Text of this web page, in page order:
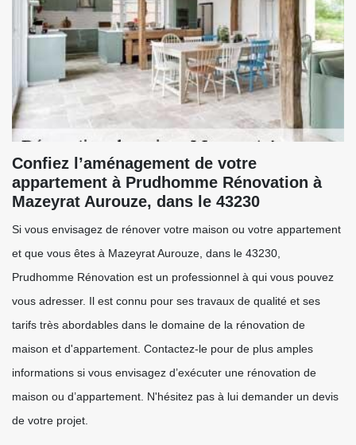
Confiez l’aménagement de votre
appartement à Prudhomme Rénovation à
Mazeyrat Aurouze, dans le 43230
Si vous envisagez de rénover votre maison ou votre appartement
et que vous êtes à Mazeyrat Aurouze, dans le 43230,
Prudhomme Rénovation est un professionnel à qui vous pouvez
vous adresser. Il est connu pour ses travaux de qualité et ses
tarifs très abordables dans le domaine de la rénovation de
maison et d'appartement. Contactez-le pour de plus amples
informations si vous envisagez d’exécuter une rénovation de
maison ou d’appartement. N'hésitez pas à lui demander un devis
de votre projet.